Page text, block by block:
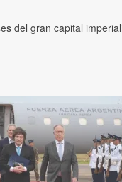
del gran capital